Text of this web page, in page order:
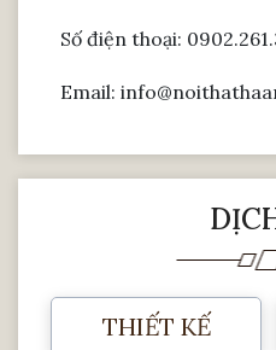
Phần đệm lót sofa
Số điện thoại:
Email:
THIẾT KẾ